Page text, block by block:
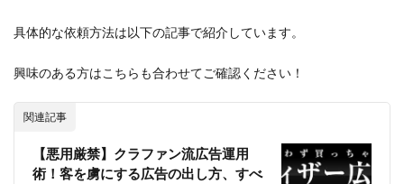
具体的な依頼方法は以下の記事で紹介しています。
興味のある方はこちらも合わせてご確認ください！
関連記事
【悪用厳禁】クラファン流広告運用
術！客を虜にする広告の出し方、すべ